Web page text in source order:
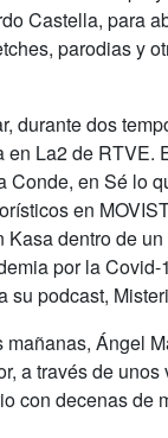
Castella, para
parodias y
durante dos
La2 de RTVE.
Conde, en Sé lo
en
dentro de
por la
su podcast,
Ángel
a través de
con decenas de